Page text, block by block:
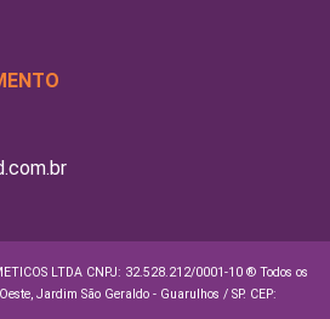
LTDA CNPJ: 32.528.212/0001-10 ® Todos os
Jardim São Geraldo - Guarulhos / SP. CEP: